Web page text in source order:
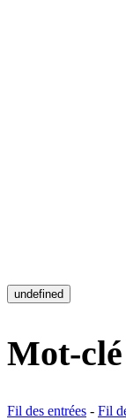
undefined
Mot-
Fil des entrées - Fil